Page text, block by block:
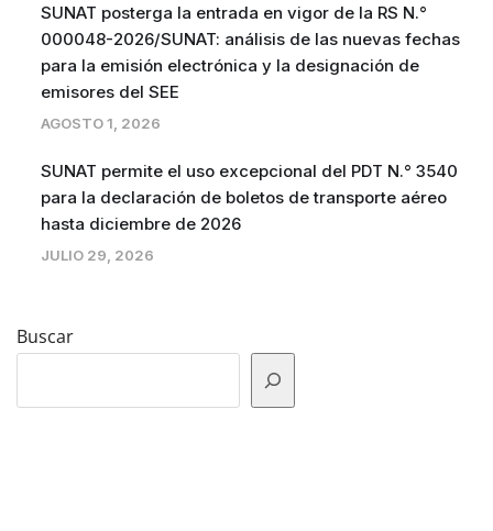
SUNAT posterga la entrada en vigor de la RS N.°
000048-2026/SUNAT: análisis de las nuevas fechas
para la emisión electrónica y la designación de
emisores del SEE
AGOSTO 1, 2026
SUNAT permite el uso excepcional del PDT N.° 3540
para la declaración de boletos de transporte aéreo
hasta diciembre de 2026
JULIO 29, 2026
Buscar